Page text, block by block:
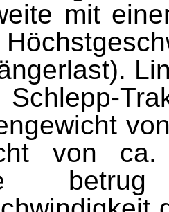
mit
von